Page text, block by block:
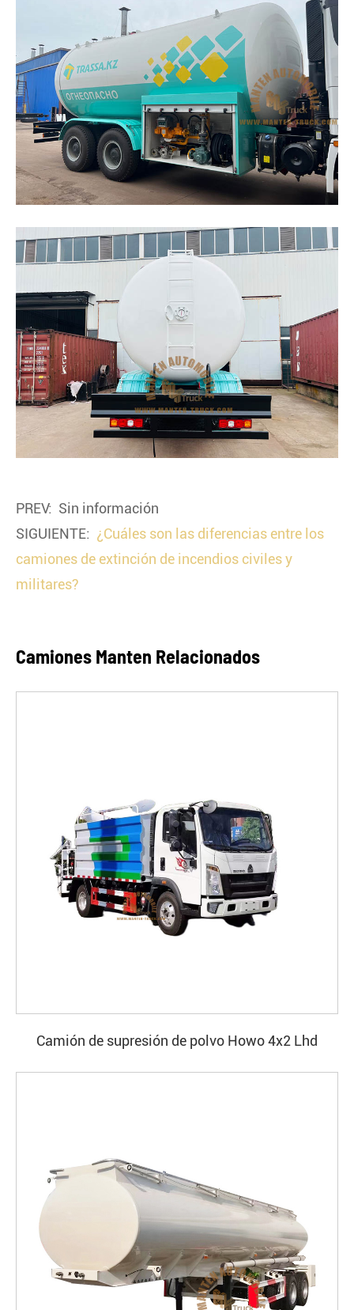
PREV: Sin información
SIGUIENTE: ¿Cuáles son las diferencias entre los
camiones de extinción de incendios civiles y
militares?
Camiones Manten Relacionados
Camión de supresión de polvo Howo 4x2 Lhd